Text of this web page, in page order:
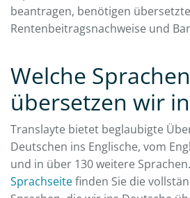
beantragen, benötigen
Rentenbeitragsnachweise und
Welche Sprachen
übersetzen wir
Translayte bietet beglaubigte
Deutschen ins Englische, vom
und in über 130 weitere
Sprachseitefinden Sie die